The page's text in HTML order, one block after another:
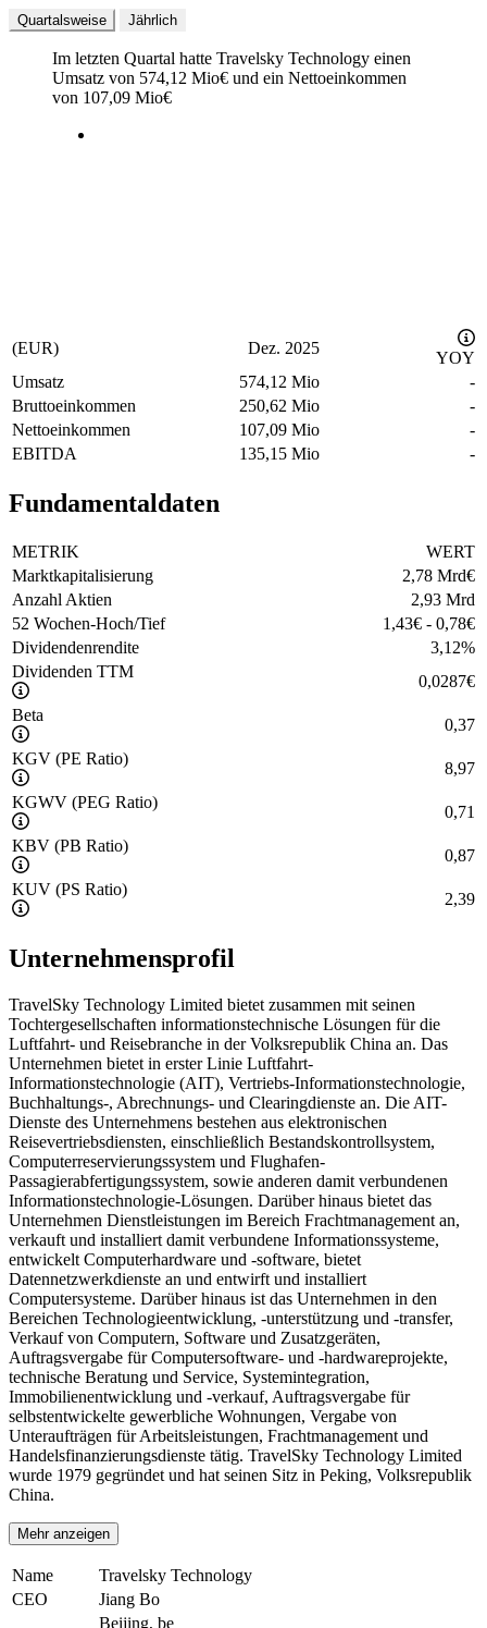
Quartalsweise Jährlich
Im letzten Quartal hatte Travelsky Technology einen
Umsatz von 574,12 Mio€ und ein Nettoeinkommen
von 107,09 Mio€
(EUR) Dez. 2025
YOY
Umsatz
574,12 Mio
-
Bruttoeinkommen
250,62 Mio
-
Nettoeinkommen
107,09 Mio
-
EBITDA
135,15 Mio -
Fundamentaldaten
METRIK
WERT
Marktkapitalisierung
2,78 Mrd€
Anzahl Aktien
2,93 Mrd
52 Wochen-Hoch/Tief
1,43€ - 0,78€
Dividendenrendite
3,12%
Dividenden TTM
0,0287€
Beta
0,37
KGV (PE Ratio)
8,97
KGWV (PEG Ratio)
0,71
KBV (PB Ratio)
0,87
KUV (PS Ratio)
2,39
Unternehmensprofil
TravelSky Technology Limited bietet zusammen mit seinen
Tochtergesellschaften informationstechnische Lösungen für die
Luftfahrt- und Reisebranche in der Volksrepublik China an. Das
Unternehmen bietet in erster Linie Luftfahrt-
Informationstechnologie (AIT), Vertriebs-Informationstechnologie,
Buchhaltungs-, Abrechnungs- und Clearingdienste an. Die AIT-
Dienste des Unternehmens bestehen aus elektronischen
Reisevertriebsdiensten, einschließlich Bestandskontrollsystem,
Computerreservierungssystem und Flughafen-
Passagierabfertigungssystem, sowie anderen damit verbundenen
Informationstechnologie-Lösungen. Darüber hinaus bietet das
Unternehmen Dienstleistungen im Bereich Frachtmanagement an,
verkauft und installiert damit verbundene Informationssysteme,
entwickelt Computerhardware und -software, bietet
Datennetzwerkdienste an und entwirft und installiert
Computersysteme. Darüber hinaus ist das Unternehmen in den
Bereichen Technologieentwicklung, -unterstützung und -transfer,
Verkauf von Computern, Software und Zusatzgeräten,
Auftragsvergabe für Computersoftware- und -hardwareprojekte,
technische Beratung und Service, Systemintegration,
Immobilienentwicklung und -verkauf, Auftragsvergabe für
selbstentwickelte gewerbliche Wohnungen, Vergabe von
Unteraufträgen für Arbeitsleistungen, Frachtmanagement und
Handelsfinanzierungsdienste tätig. TravelSky Technology Limited
wurde 1979 gegründet und hat seinen Sitz in Peking, Volksrepublik
China.
Mehr anzeigen
Name
Travelsky Technology
CEO
Jiang Bo
Beijing, be